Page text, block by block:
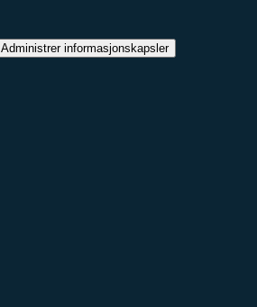
Administrer informasjonskapsler